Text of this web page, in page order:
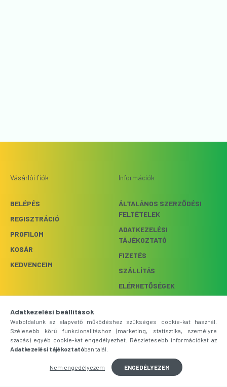
Vásárlói fiók
BELÉPÉS
REGISZTRÁCIÓ
PROFILOM
KOSÁR
KEDVENCEIM
Információk
ÁLTALÁNOS SZERZŐDÉSI
FELTÉTELEK
ADATKEZELÉSI
TÁJÉKOZTATÓ
FIZETÉS
SZÁLLÍTÁS
ELÉRHETŐSÉGEK
Webshop üzemeltető: Bright
Light Kft.
1033 BUDAPEST,
SZŐLŐKERT UTCA 9.
FELIRATKOZÁS
Adatkezelési beállítások
Weboldalunk az alapvető működéshez szükséges cookie-kat használ.
Szélesebb körű funkcionalitáshoz (marketing, statisztika, személyre
szabás) egyéb cookie-kat engedélyezhet. Részletesebb információkat az
Adatkezelési tájékoztatóban talál.
Nem engedélyezem ENGEDÉLYEZEM